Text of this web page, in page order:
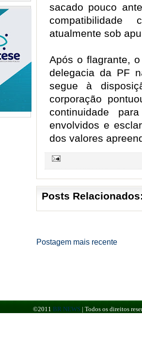
sacado pouco
compatibilidade
atualmente sob
Após o flagrante,
delegacia da PF
segue à
corporação
continuidade
envolvidos e
dos valores
Posts
Postagem mais recente
©2011 BR NEWS | Todos os direitos